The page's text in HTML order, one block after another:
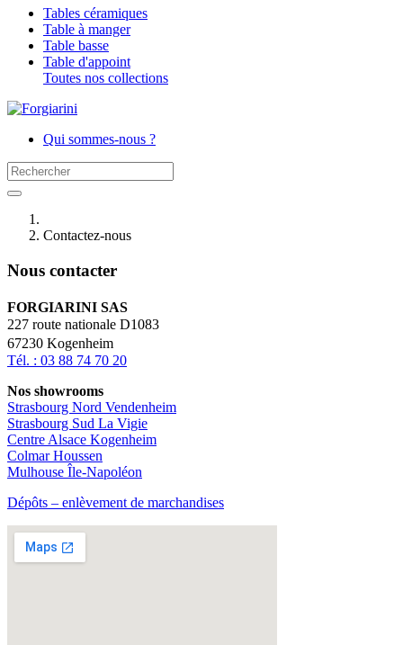
Tables céramiques
Table à manger
Table basse
Table d'appoint
Toutes nos collections
Qui sommes-nous ?
Contactez-nous
Nous contacter
FORGIARINI SAS
227 route nationale D1083
67230 Kogenheim
Tél. : 03 88 74 70 20
Nos showrooms
Strasbourg Nord Vendenheim
Strasbourg Sud La Vigie
Centre Alsace Kogenheim
Colmar Houssen
Mulhouse Île-Napoléon
Dépôts – enlèvement de marchandises